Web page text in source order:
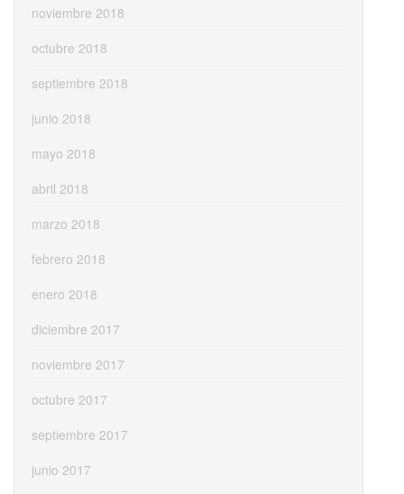
noviembre 2018
octubre 2018
septiembre 2018
junio 2018
mayo 2018
abril 2018
marzo 2018
febrero 2018
enero 2018
diciembre 2017
noviembre 2017
octubre 2017
septiembre 2017
junio 2017